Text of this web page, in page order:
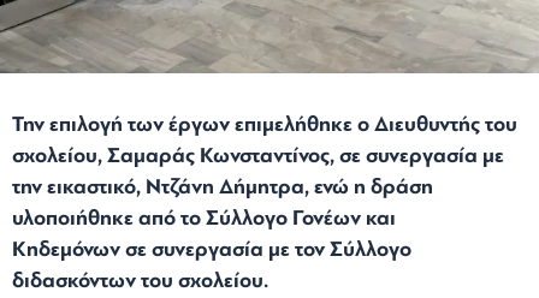
Την επιλογή των έργων επιμελήθηκε ο Διευθυντής του
σχολείου, Σαμαράς Κωνσταντίνος, σε συνεργασία με
την εικαστικό, Ντζάνη Δήμητρα, ενώ η δράση
υλοποιήθηκε από το Σύλλογο Γονέων και
Κηδεμόνων σε συνεργασία με τον Σύλλογο
διδασκόντων του σχολείου.